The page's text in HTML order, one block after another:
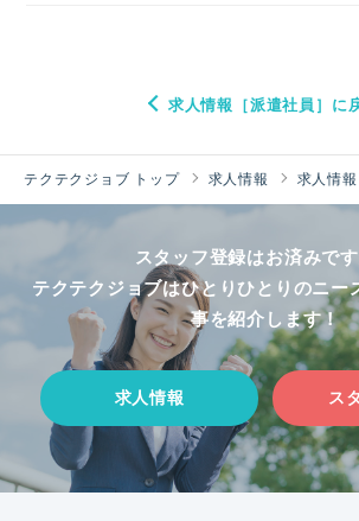
求人情報［派遣社員］に
テクテクジョブ トップ 求人情報 求人情報
スタッフ登録はお済みで
テクテクジョブはひとりひとりのニー
事を紹介します！
求人情報 ス